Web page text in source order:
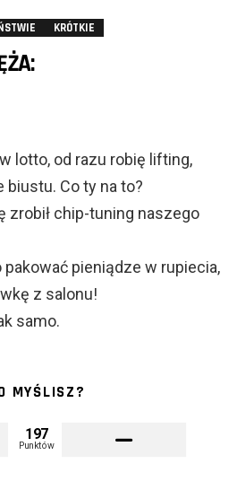
KRÓTKIE
lotto, od razu robię lifting,
Co ty na to?
zrobił chip-tuning naszego
pakować pieniądze w rupiecia,
z salonu!
samo.
MYŚLISZ?
197
Punktów